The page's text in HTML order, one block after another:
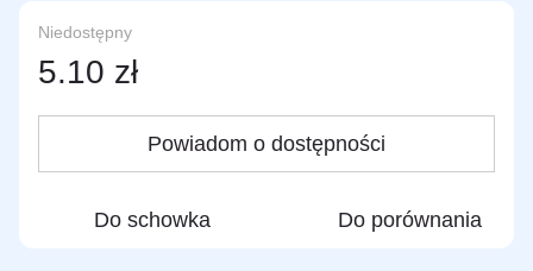
Niedostępny
5.10 zł
Powiadom o dostępności
Do schowka Do porównania